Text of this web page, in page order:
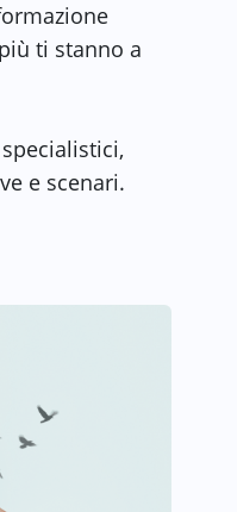
ti stanno a
e scenari.